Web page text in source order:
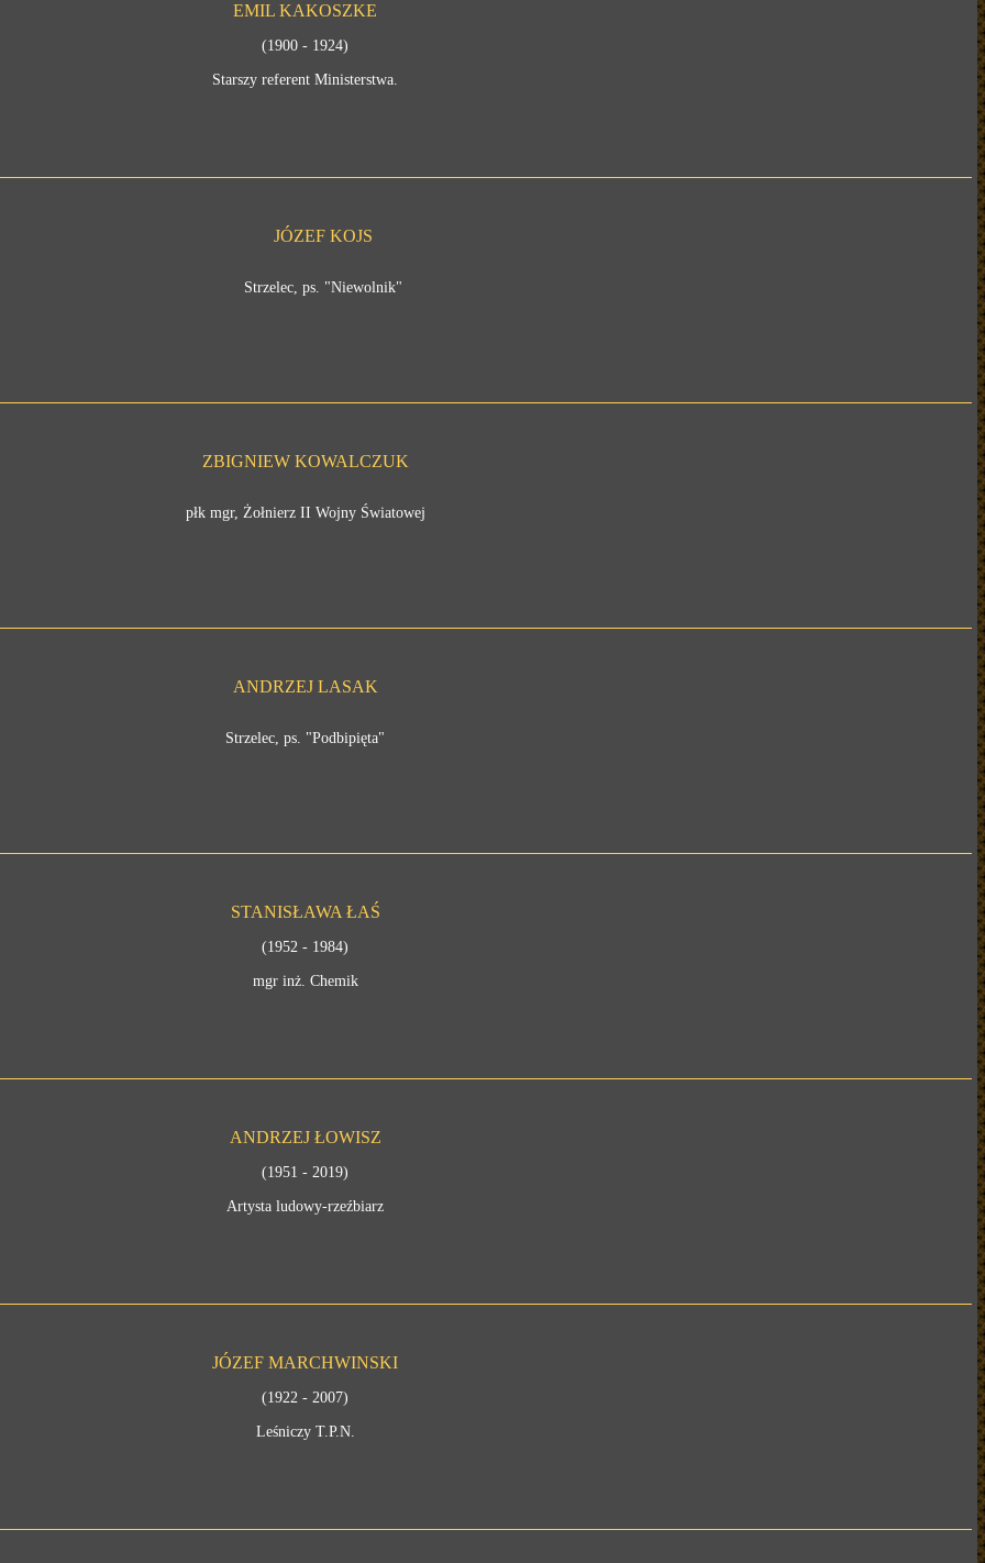
EMIL KAKOSZKE
(1900 - 1924)
Starszy referent Ministerstwa.
JÓZEF KOJS
Strzelec, ps. "Niewolnik"
ZBIGNIEW KOWALCZUK
płk mgr, Żołnierz II Wojny Światowej
ANDRZEJ LASAK
Strzelec, ps. "Podbipięta"
STANISŁAWA ŁAŚ
(1952 - 1984)
mgr inż. Chemik
ANDRZEJ ŁOWISZ
(1951 - 2019)
Artysta ludowy-rzeźbiarz
JÓZEF MARCHWINSKI
(1922 - 2007)
Leśniczy T.P.N.